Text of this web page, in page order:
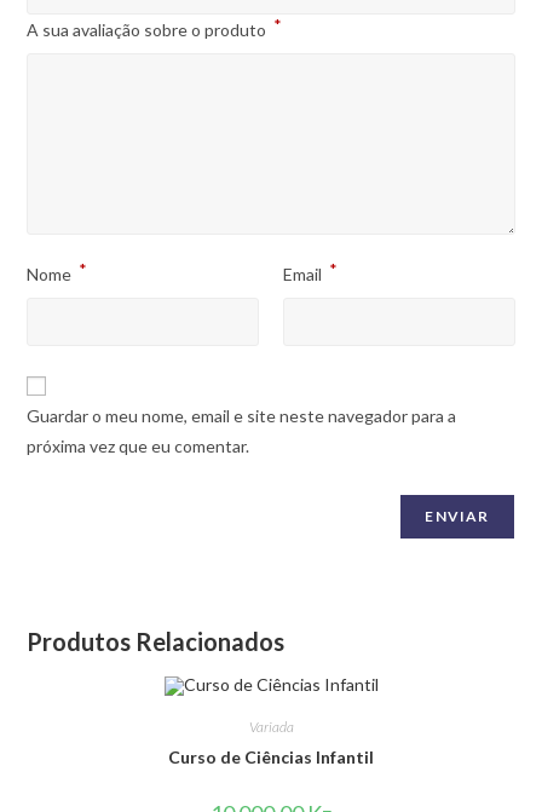
A sua avaliação sobre o produto *
Nome * Email *
Guardar o meu nome, email e site neste navegador para a
próxima vez que eu comentar.
Produtos Relacionados
Variada
Curso de Ciências Infantil